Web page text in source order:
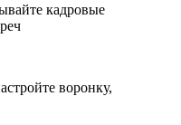
кадровые
воронку,